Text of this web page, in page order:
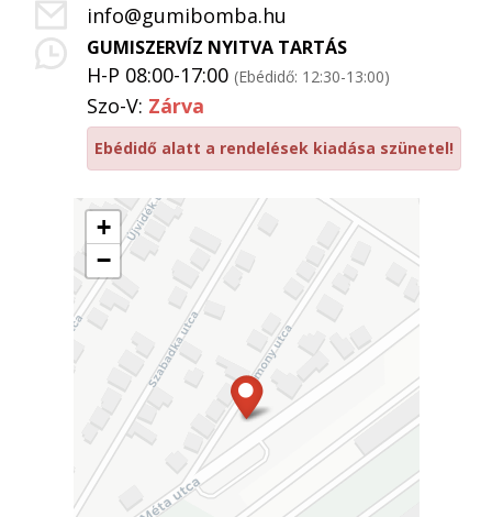
+
−
info@gumibomba.hu
GUMISZERVÍZ NYITVA TARTÁS
H-P 08:00-17:00 (Ebédidő: 12:30-13:00)
Szo-V: Zárva
Ebédidő alatt a rendelések kiadása szünetel!